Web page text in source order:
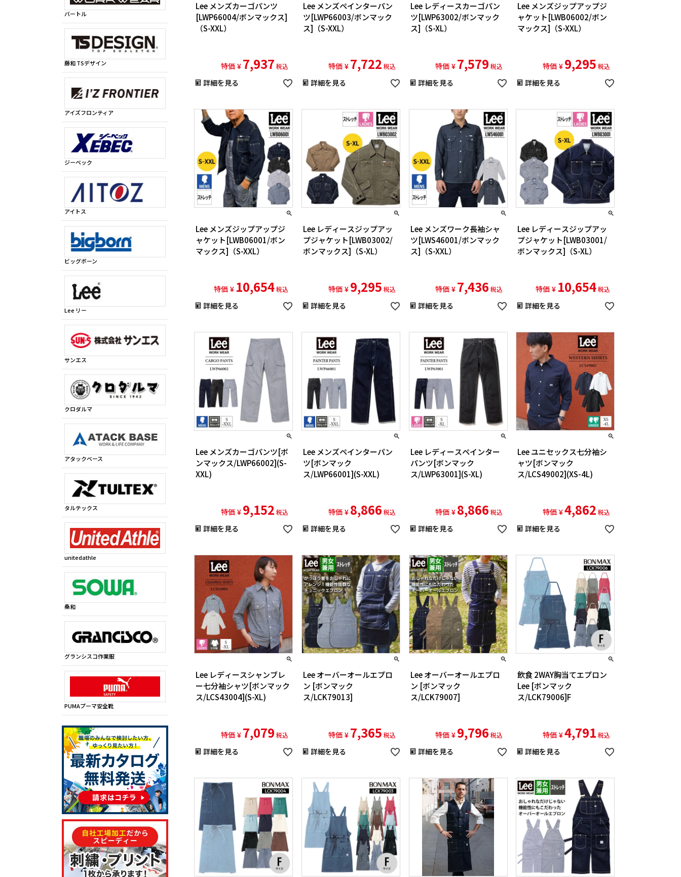
バートル
藤和 TSデザイン
アイズフロンティア
ジーベック
アイトス
ビッグボーン
Lee リー
サンエス
クロダルマ
アタックベース
タルテックス
unitedathle
桑和
グランシスコ作業服
PUMAプーマ安全靴
Lee メンズカーゴパンツ
[LWP66004/ボンマックス]
（S-XXL）
特価 ¥ 7,937 税込
詳細を見る
Lee メンズペインターパン
ツ[LWP66003/ボンマック
ス]（S-XXL）
特価 ¥ 7,722 税込
詳細を見る
Lee レディースカーゴパン
ツ[LWP63002/ボンマック
ス]（S-XL）
特価 ¥ 7,579 税込
詳細を見る
Lee メンズジップアップジ
ャケット[LWB06002/ボン
マックス]（S-XXL）
特価 ¥ 9,295 税込
詳細を見る
Lee メンズジップアップジ
ャケット[LWB06001/ボン
マックス]（S-XXL）
特価 ¥ 10,654税込
詳細を見る
Lee レディースジップアッ
プジャケット[LWB03002/
ボンマックス]（S-XL）
特価 ¥ 9,295 税込
詳細を見る
Lee メンズワーク長袖シャ
ツ[LWS46001/ボンマック
ス]（S-XXL）
特価 ¥ 7,436 税込
詳細を見る
Lee レディースジップアッ
プジャケット[LWB03001/
ボンマックス]（S-XL）
特価 ¥ 10,654税込
詳細を見る
Lee メンズカーゴパンツ[ボ
ンマックス/LWP66002](S-
XXL)
特価 ¥ 9,152 税込
詳細を見る
Lee メンズペインターパン
ツ[ボンマック
ス/LWP66001](S-XXL)
特価 ¥ 8,866 税込
詳細を見る
Lee レディースペインター
パンツ[ボンマック
ス/LWP63001](S-XL)
特価 ¥ 8,866 税込
詳細を見る
Lee ユニセックス七分袖シ
ャツ[ボンマック
ス/LCS49002](XS-4L)
特価 ¥4,862 税込
詳細を見る
Lee レディースシャンブレ
ー七分袖シャツ[ボンマック
ス/LCS43004](S-XL)
特価 ¥ 7,079 税込
詳細を見る
Lee オーバーオールエプロ
ン [ボンマック
ス/LCK79013]
特価 ¥ 7,365 税込
詳細を見る
Lee オーバーオールエプロ
ン [ボンマック
ス/LCK79007]
特価 ¥ 9,796 税込
詳細を見る
飲食 2WAY胸当てエプロン
Lee [ボンマック
ス/LCK79006]F
特価 ¥4,791 税込
詳細を見る